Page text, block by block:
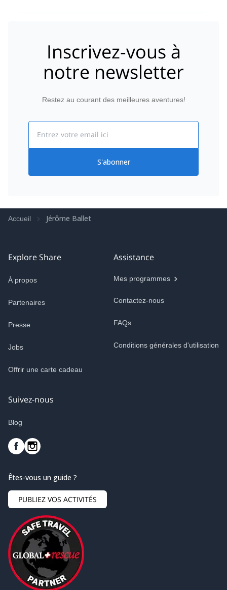
Inscrivez-vous à
notre newsletter
Restez au courant des meilleures aventures!
S'abonner
Accueil Jérôme Ballet
Explore Share
À propos
Partenaires
Presse
Jobs
Offrir une carte cadeau
Assistance
Mes programmes
Contactez-nous
FAQs
Conditions générales d'utilisation
Suivez-nous
Blog
Êtes-vous un guide ?
PUBLIEZ VOS ACTIVITÉS